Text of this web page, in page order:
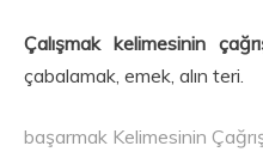
Çalışmak kelimesinin
çabalamak, emek, alın teri.
başarmak Kelimesinin